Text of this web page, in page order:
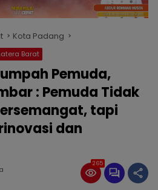
Kota Padang
Barat
Pemuda,
: Pemuda Tidak
tapi
dan
265